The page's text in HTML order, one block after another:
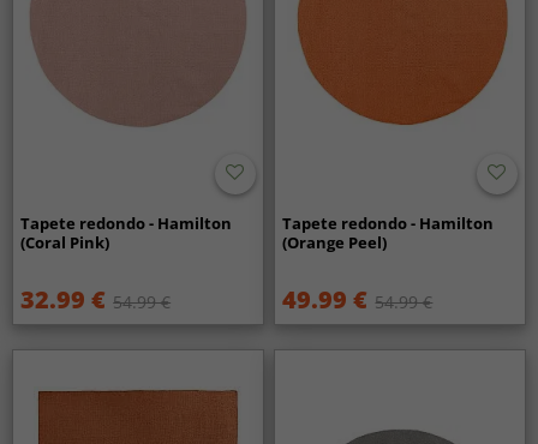
Tapete redondo - Hamilton
(Coral Pink)
32.99 € 54.99 €
Tapete redondo - Hamilton
(Orange Peel)
49.99 € 54.99 €